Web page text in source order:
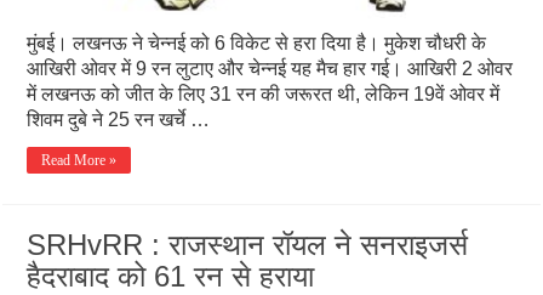
मुंबई। लखनऊ ने चेन्नई को 6 विकेट से हरा दिया है। मुकेश चौधरी के
आखिरी ओवर में 9 रन लुटाए और चेन्नई यह मैच हार गई। आखिरी 2 ओवर
में लखनऊ को जीत के लिए 31 रन की जरूरत थी, लेकिन 19वें ओवर में
शिवम दुबे ने 25 रन खर्चे …
Read More »
SRHvRR : राजस्थान रॉयल ने सनराइजर्स
हैदराबाद को 61 रन से हराया